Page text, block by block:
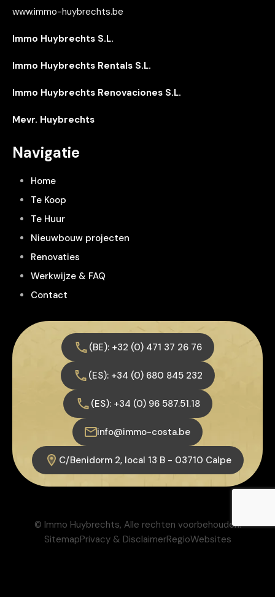
www.immo-huybrechts.be
Immo Huybrechts S.L.
Immo Huybrechts Rentals S.L.
Immo Huybrechts Renovaciones S.L.
Mevr. Huybrechts
Navigatie
Home
Te Koop
Te Huur
Nieuwbouw projecten
Renovaties
Werkwijze & FAQ
Contact
(BE): +32 (0) 471 37 26 76
(ES): +34 (0) 680 845 232
(ES): +34 (0) 96 587.51.18
info@immo-costa.be
C/Benidorm 2, local 13 B - 03710 Calpe
© Immo Huybrechts, Alle rechten voorbehouden.
SitemapPrivacy & DisclaimerRegioWebsites